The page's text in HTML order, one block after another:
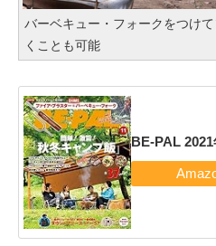
バーベキュー・フォークをつけ
くことも可能
BE-PAL